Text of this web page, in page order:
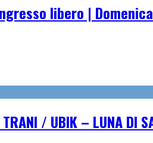
libero |
/ UBIK – LUNA DI